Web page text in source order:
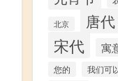
北京 唐代
宋代 寓
您的 我们可